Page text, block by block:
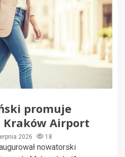
promuje
Kraków Airport
2026 18
nowatorski